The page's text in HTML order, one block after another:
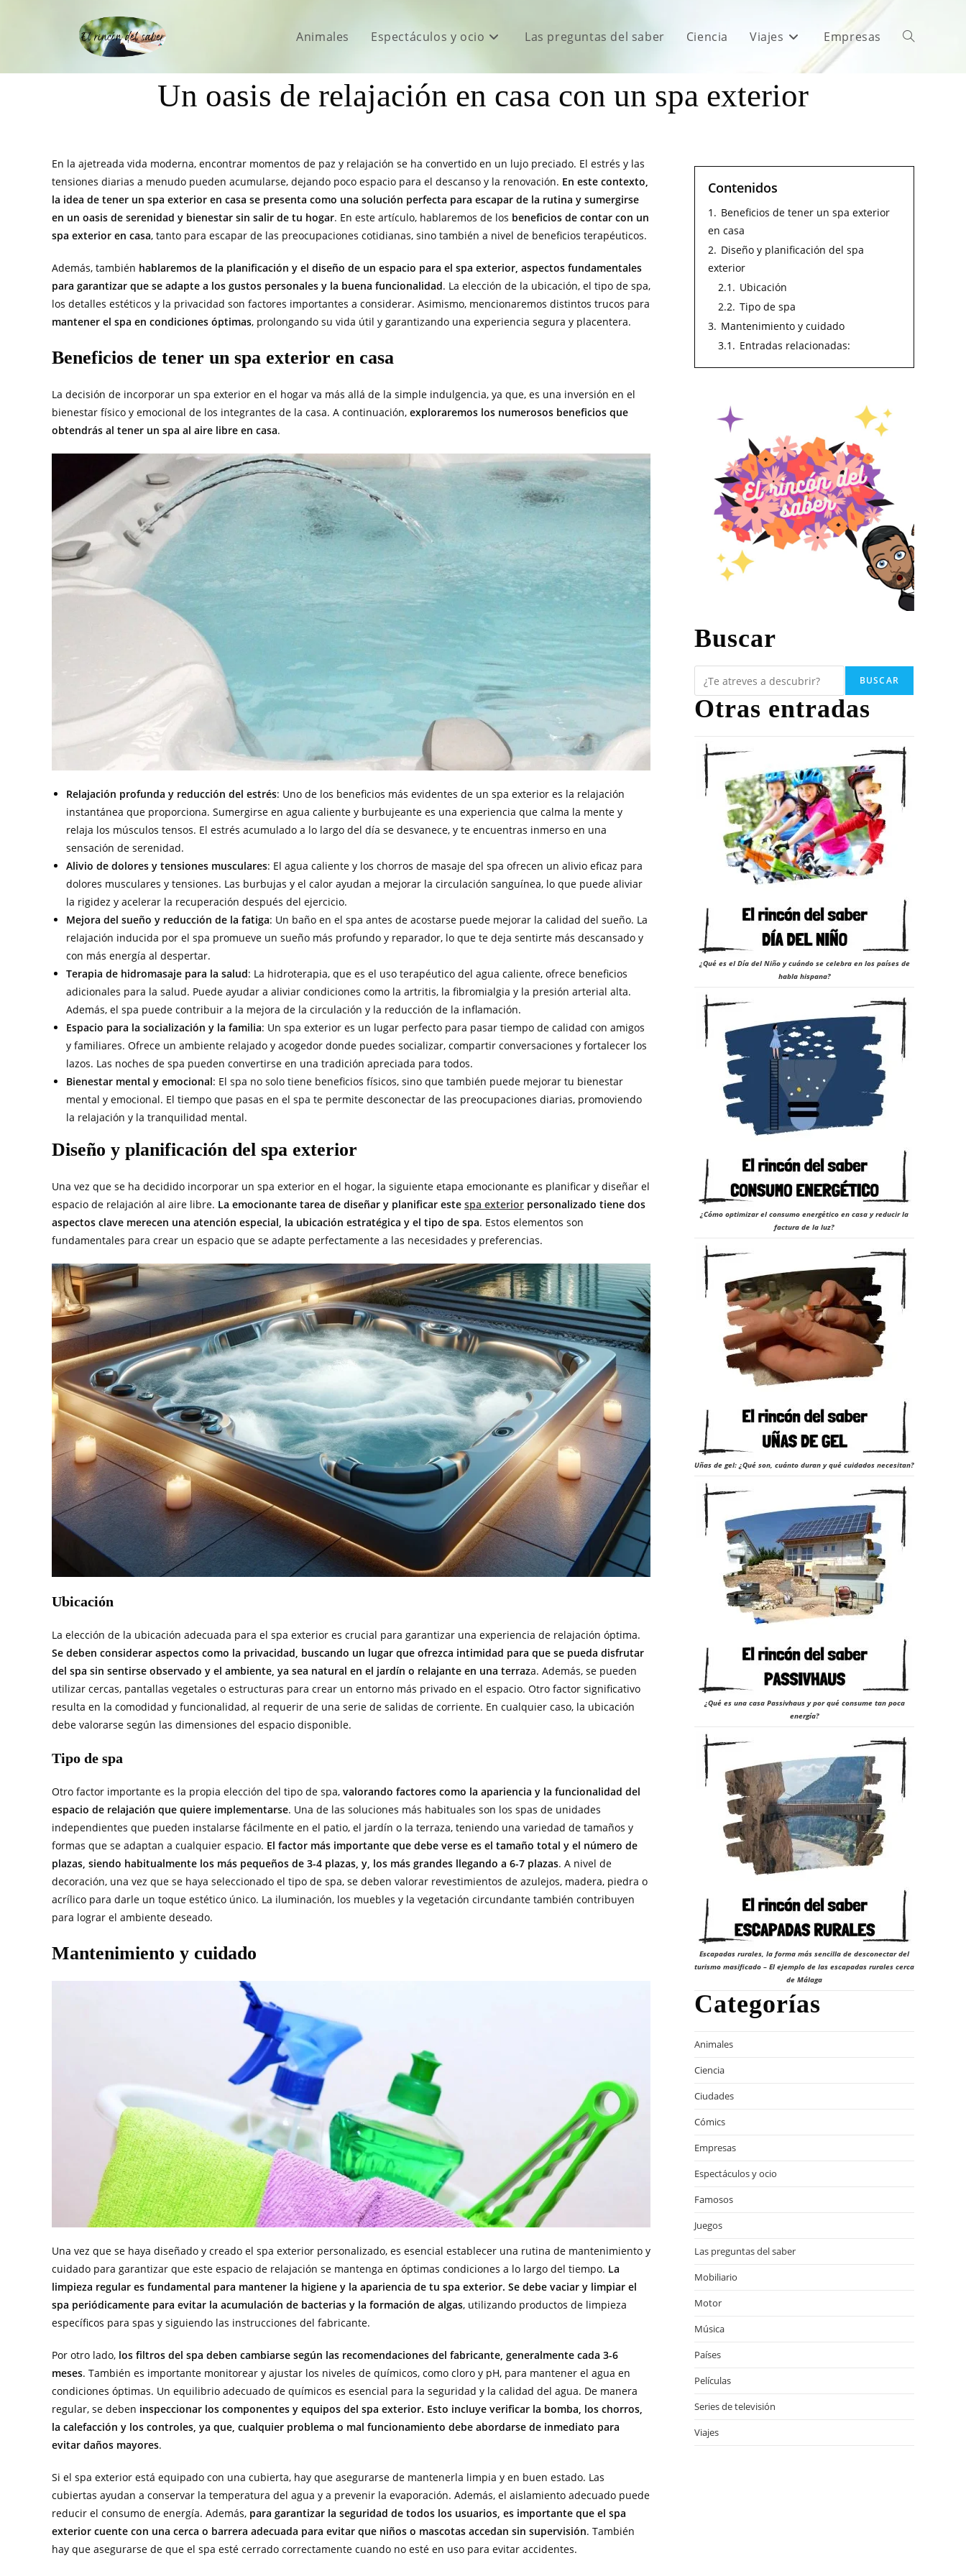
Animales Espectáculos y ocio Las preguntas del saber Ciencia Viajes Empresas
Un oasis de relajación en casa con un spa exterior
En la ajetreada vida moderna, encontrar momentos de paz y relajación se ha convertido en un lujo preciado. El estrés y las
tensiones diarias a menudo pueden acumularse, dejando poco espacio para el descanso y la renovación. En este contexto,
la idea de tener un spa exterior en casa se presenta como una solución perfecta para escapar de la rutina y sumergirse
en un oasis de serenidad y bienestar sin salir de tu hogar. En este artículo, hablaremos de los beneficios de contar con un
spa exterior en casa, tanto para escapar de las preocupaciones cotidianas, sino también a nivel de beneficios terapéuticos.
Además, también hablaremos de la planificación y el diseño de un espacio para el spa exterior, aspectos fundamentales
para garantizar que se adapte a los gustos personales y la buena funcionalidad. La elección de la ubicación, el tipo de spa,
los detalles estéticos y la privacidad son factores importantes a considerar. Asimismo, mencionaremos distintos trucos para
mantener el spa en condiciones óptimas, prolongando su vida útil y garantizando una experiencia segura y placentera.
Beneficios de tener un spa exterior en casa
La decisión de incorporar un spa exterior en el hogar va más allá de la simple indulgencia, ya que, es una inversión en el
bienestar físico y emocional de los integrantes de la casa. A continuación, exploraremos los numerosos beneficios que
obtendrás al tener un spa al aire libre en casa.
Relajación profunda y reducción del estrés: Uno de los beneficios más evidentes de un spa exterior es la relajación
instantánea que proporciona. Sumergirse en agua caliente y burbujeante es una experiencia que calma la mente y
relaja los músculos tensos. El estrés acumulado a lo largo del día se desvanece, y te encuentras inmerso en una
sensación de serenidad.
Alivio de dolores y tensiones musculares: El agua caliente y los chorros de masaje del spa ofrecen un alivio eficaz para
dolores musculares y tensiones. Las burbujas y el calor ayudan a mejorar la circulación sanguínea, lo que puede aliviar
la rigidez y acelerar la recuperación después del ejercicio.
Mejora del sueño y reducción de la fatiga: Un baño en el spa antes de acostarse puede mejorar la calidad del sueño. La
relajación inducida por el spa promueve un sueño más profundo y reparador, lo que te deja sentirte más descansado y
con más energía al despertar.
Terapia de hidromasaje para la salud: La hidroterapia, que es el uso terapéutico del agua caliente, ofrece beneficios
adicionales para la salud. Puede ayudar a aliviar condiciones como la artritis, la fibromialgia y la presión arterial alta.
Además, el spa puede contribuir a la mejora de la circulación y la reducción de la inflamación.
Espacio para la socialización y la familia: Un spa exterior es un lugar perfecto para pasar tiempo de calidad con amigos
y familiares. Ofrece un ambiente relajado y acogedor donde puedes socializar, compartir conversaciones y fortalecer los
lazos. Las noches de spa pueden convertirse en una tradición apreciada para todos.
Bienestar mental y emocional: El spa no solo tiene beneficios físicos, sino que también puede mejorar tu bienestar
mental y emocional. El tiempo que pasas en el spa te permite desconectar de las preocupaciones diarias, promoviendo
la relajación y la tranquilidad mental.
Diseño y planificación del spa exterior
Una vez que se ha decidido incorporar un spa exterior en el hogar, la siguiente etapa emocionante es planificar y diseñar el
espacio de relajación al aire libre. La emocionante tarea de diseñar y planificar este spa exterior personalizado tiene dos
aspectos clave merecen una atención especial, la ubicación estratégica y el tipo de spa. Estos elementos son
fundamentales para crear un espacio que se adapte perfectamente a las necesidades y preferencias.
Ubicación
La elección de la ubicación adecuada para el spa exterior es crucial para garantizar una experiencia de relajación óptima.
Se deben considerar aspectos como la privacidad, buscando un lugar que ofrezca intimidad para que se pueda disfrutar
del spa sin sentirse observado y el ambiente, ya sea natural en el jardín o relajante en una terraza. Además, se pueden
utilizar cercas, pantallas vegetales o estructuras para crear un entorno más privado en el espacio. Otro factor significativo
resulta en la comodidad y funcionalidad, al requerir de una serie de salidas de corriente. En cualquier caso, la ubicación
debe valorarse según las dimensiones del espacio disponible.
Tipo de spa
Otro factor importante es la propia elección del tipo de spa, valorando factores como la apariencia y la funcionalidad del
espacio de relajación que quiere implementarse. Una de las soluciones más habituales son los spas de unidades
independientes que pueden instalarse fácilmente en el patio, el jardín o la terraza, teniendo una variedad de tamaños y
formas que se adaptan a cualquier espacio. El factor más importante que debe verse es el tamaño total y el número de
plazas, siendo habitualmente los más pequeños de 3-4 plazas, y, los más grandes llegando a 6-7 plazas. A nivel de
decoración, una vez que se haya seleccionado el tipo de spa, se deben valorar revestimientos de azulejos, madera, piedra o
acrílico para darle un toque estético único. La iluminación, los muebles y la vegetación circundante también contribuyen
para lograr el ambiente deseado.
Mantenimiento y cuidado
Una vez que se haya diseñado y creado el spa exterior personalizado, es esencial establecer una rutina de mantenimiento y
cuidado para garantizar que este espacio de relajación se mantenga en óptimas condiciones a lo largo del tiempo. La
limpieza regular es fundamental para mantener la higiene y la apariencia de tu spa exterior. Se debe vaciar y limpiar el
spa periódicamente para evitar la acumulación de bacterias y la formación de algas, utilizando productos de limpieza
específicos para spas y siguiendo las instrucciones del fabricante.
Por otro lado, los filtros del spa deben cambiarse según las recomendaciones del fabricante, generalmente cada 3-6
meses. También es importante monitorear y ajustar los niveles de químicos, como cloro y pH, para mantener el agua en
condiciones óptimas. Un equilibrio adecuado de químicos es esencial para la seguridad y la calidad del agua. De manera
regular, se deben inspeccionar los componentes y equipos del spa exterior. Esto incluye verificar la bomba, los chorros,
la calefacción y los controles, ya que, cualquier problema o mal funcionamiento debe abordarse de inmediato para
evitar daños mayores.
Si el spa exterior está equipado con una cubierta, hay que asegurarse de mantenerla limpia y en buen estado. Las
cubiertas ayudan a conservar la temperatura del agua y a prevenir la evaporación. Además, el aislamiento adecuado puede
reducir el consumo de energía. Además, para garantizar la seguridad de todos los usuarios, es importante que el spa
exterior cuente con una cerca o barrera adecuada para evitar que niños o mascotas accedan sin supervisión. También
hay que asegurarse de que el spa esté cerrado correctamente cuando no esté en uso para evitar accidentes.
Contenidos
1. Beneficios de tener un spa exterior
en casa
2. Diseño y planificación del spa
exterior
2.1. Ubicación
2.2. Tipo de spa
3. Mantenimiento y cuidado
3.1. Entradas relacionadas:
Buscar
BUSCAR
Otras entradas
¿Qué es el Día del Niño y cuándo se celebra en los países de
habla hispana?
¿Cómo optimizar el consumo energético en casa y reducir la
factura de la luz?
Uñas de gel: ¿Qué son, cuánto duran y qué cuidados necesitan?
¿Qué es una casa Passivhaus y por qué consume tan poca
energía?
Escapadas rurales, la forma más sencilla de desconectar del
turismo masificado – El ejemplo de las escapadas rurales cerca
de Málaga
Categorías
Animales
Ciencia
Ciudades
Cómics
Empresas
Espectáculos y ocio
Famosos
Juegos
Las preguntas del saber
Mobiliario
Motor
Música
Países
Películas
Series de televisión
Viajes